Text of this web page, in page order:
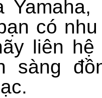
có
liên
sàng